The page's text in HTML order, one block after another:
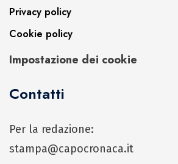
Privacy policy
Cookie policy
Impostazione dei cookie
Contatti
Per la redazione:
stampa@capocronaca.it